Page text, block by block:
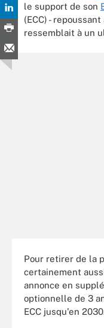
le support de son
(ECC) -
ressemblait à un
Pour retirer de la
certainement
annonce en
optionnelle de 3
ECC jusqu'en